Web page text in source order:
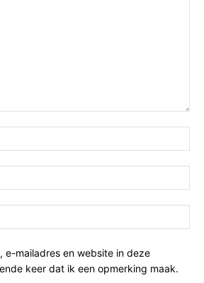
e-mailadres en website in deze
keer dat ik een opmerking maak.